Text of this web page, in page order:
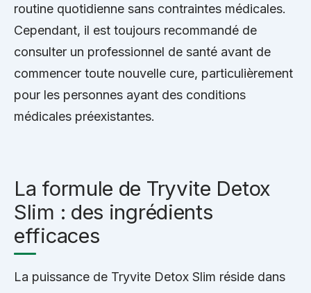
routine quotidienne sans contraintes médicales.
Cependant, il est toujours recommandé de
consulter un professionnel de santé avant de
commencer toute nouvelle cure, particulièrement
pour les personnes ayant des conditions
médicales préexistantes.
La formule de Tryvite Detox
Slim : des ingrédients
efficaces
La puissance de Tryvite Detox Slim réside dans